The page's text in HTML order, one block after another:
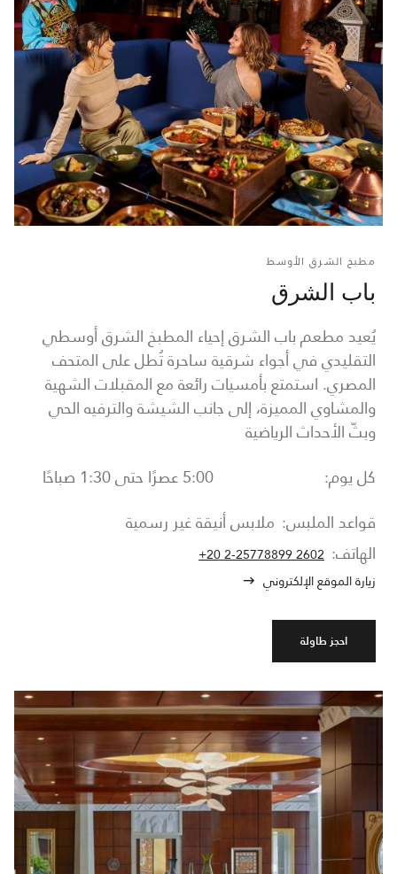
مطبخ الشرق الأوسط
باب الشرق
يُعيد مطعم باب الشرق إحياء المطبخ الشرق أوسطي
التقليدي في أجواء شرقية ساحرة تُطل على المتحف
المصري. استمتع بأمسيات رائعة مع المقبلات الشهية
والمشاوي المميزة، إلى جانب الشيشة والترفيه الحي
وبثّ الأحداث الرياضية
كل يوم:
5:00 عصرًا حتى 1:30 صباحًا
قواعد الملبس: ملابس أنيقة غير رسمية
الهاتف: +20 2-25778899 2602
زيارة الموقع الإلكتروني
احجز طاولة